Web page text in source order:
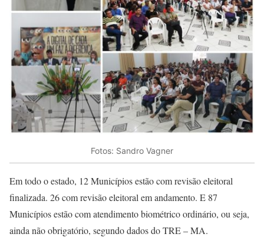
Fotos: Sandro Vagner
Em todo o estado, 12 Municípios estão com revisão eleitoral
finalizada. 26 com revisão eleitoral em andamento. E 87
Municípios estão com atendimento biométrico ordinário, ou seja,
ainda não obrigatório, segundo dados do TRE – MA.